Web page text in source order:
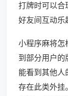
打牌时可以合
好友间互动乐
小程序麻将怎
到部分用户的
能看到其他人
存在此类外挂